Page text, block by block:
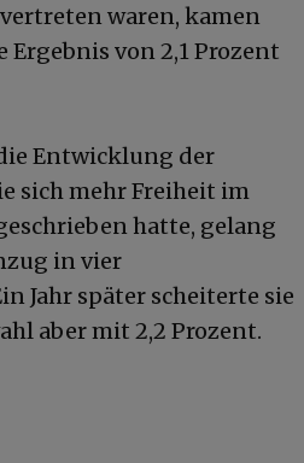
waren, kamen
Ergebnis von 2,1 Prozent
Entwicklung der
sich mehr Freiheit im
hatte, gelang
in vier
Jahr später scheiterte sie
aber mit 2,2 Prozent.